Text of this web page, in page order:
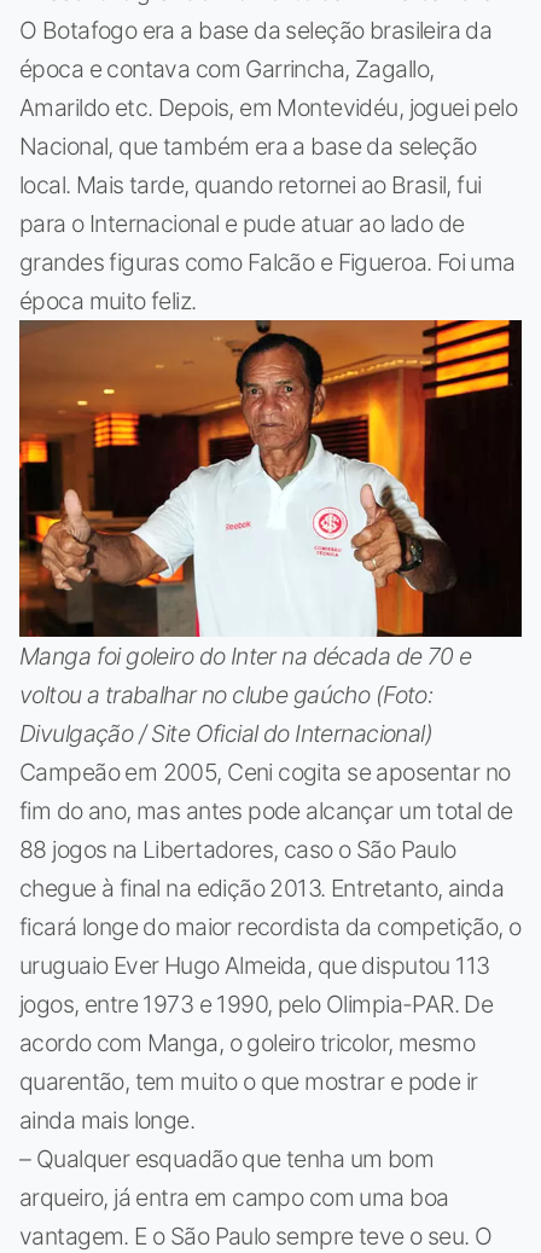
O Botafogo era a base da seleção brasileira da
época e contava com Garrincha, Zagallo,
Amarildo etc. Depois, em Montevidéu, joguei pelo
Nacional, que também era a base da seleção
local. Mais tarde, quando retornei ao Brasil, fui
para o Internacional e pude atuar ao lado de
grandes figuras como Falcão e Figueroa. Foi uma
época muito feliz.
Manga foi goleiro do Inter na década de 70 e
voltou a trabalhar no clube gaúcho (Foto:
Divulgação / Site Oficial do Internacional)
Campeão em 2005, Ceni cogita se aposentar no
fim do ano, mas antes pode alcançar um total de
88 jogos na Libertadores, caso o São Paulo
chegue à final na edição 2013. Entretanto, ainda
ficará longe do maior recordista da competição, o
uruguaio Ever Hugo Almeida, que disputou 113
jogos, entre 1973 e 1990, pelo Olimpia-PAR. De
acordo com Manga, o goleiro tricolor, mesmo
quarentão, tem muito o que mostrar e pode ir
ainda mais longe.
– Qualquer esquadão que tenha um bom
arqueiro, já entra em campo com uma boa
vantagem. E o São Paulo sempre teve o seu. O